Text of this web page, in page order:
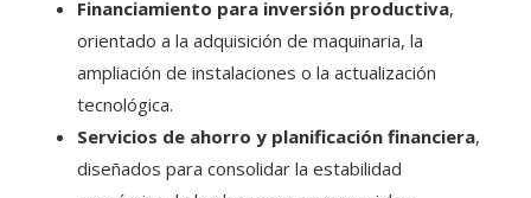
Financiamiento para inversión productiva,
orientado a la adquisición de maquinaria, la
ampliación de instalaciones o la actualización
tecnológica.
Servicios de ahorro y planificación financiera,
diseñados para consolidar la estabilidad